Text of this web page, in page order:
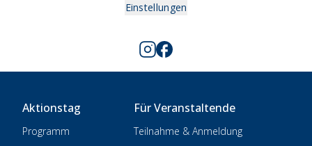
Einstellungen
Aktionstag
Programm
Für Veranstaltende
Teilnahme & Anmeldung